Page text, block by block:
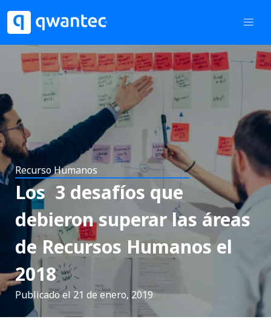
Recurso Humanos
Los 3 desafíos que
debieron superar las áreas
de Recursos Humanos el
2018
Publicado el 21 de enero, 2019